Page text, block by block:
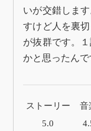
いが交錯しま
すけど人を裏
が抜群です。
かと思ったんで
ストーリー
5.0
音